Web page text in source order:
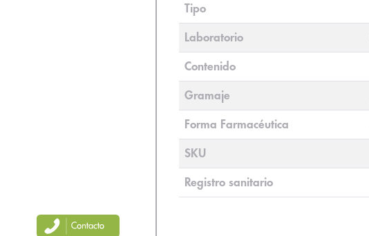
Tipo
Laboratorio
Contenido
Gramaje
Forma Farmacéutica
SKU
Registro sanitario